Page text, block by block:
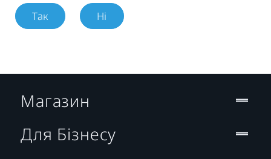
Так Ні
Магазин
Для Бізнесу